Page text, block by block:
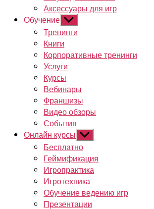
Аксессуары для игр
Обучение Показывать
подменю
Тренинги
Книги
Корпоративные тренинги
Услуги
Курсы
Вебинары
Франшизы
Видео обзоры
События
Онлайн курсы Показывать
подменю
Бесплатно
Геймификация
Игропрактика
Игротехника
Обучение ведению игр
Презентации